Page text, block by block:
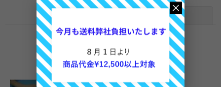
表示順変更
1件
ニードル専用「木製ホルダー」4本針対応
4,680円